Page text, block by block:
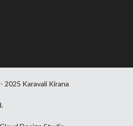
Karavali Kirana